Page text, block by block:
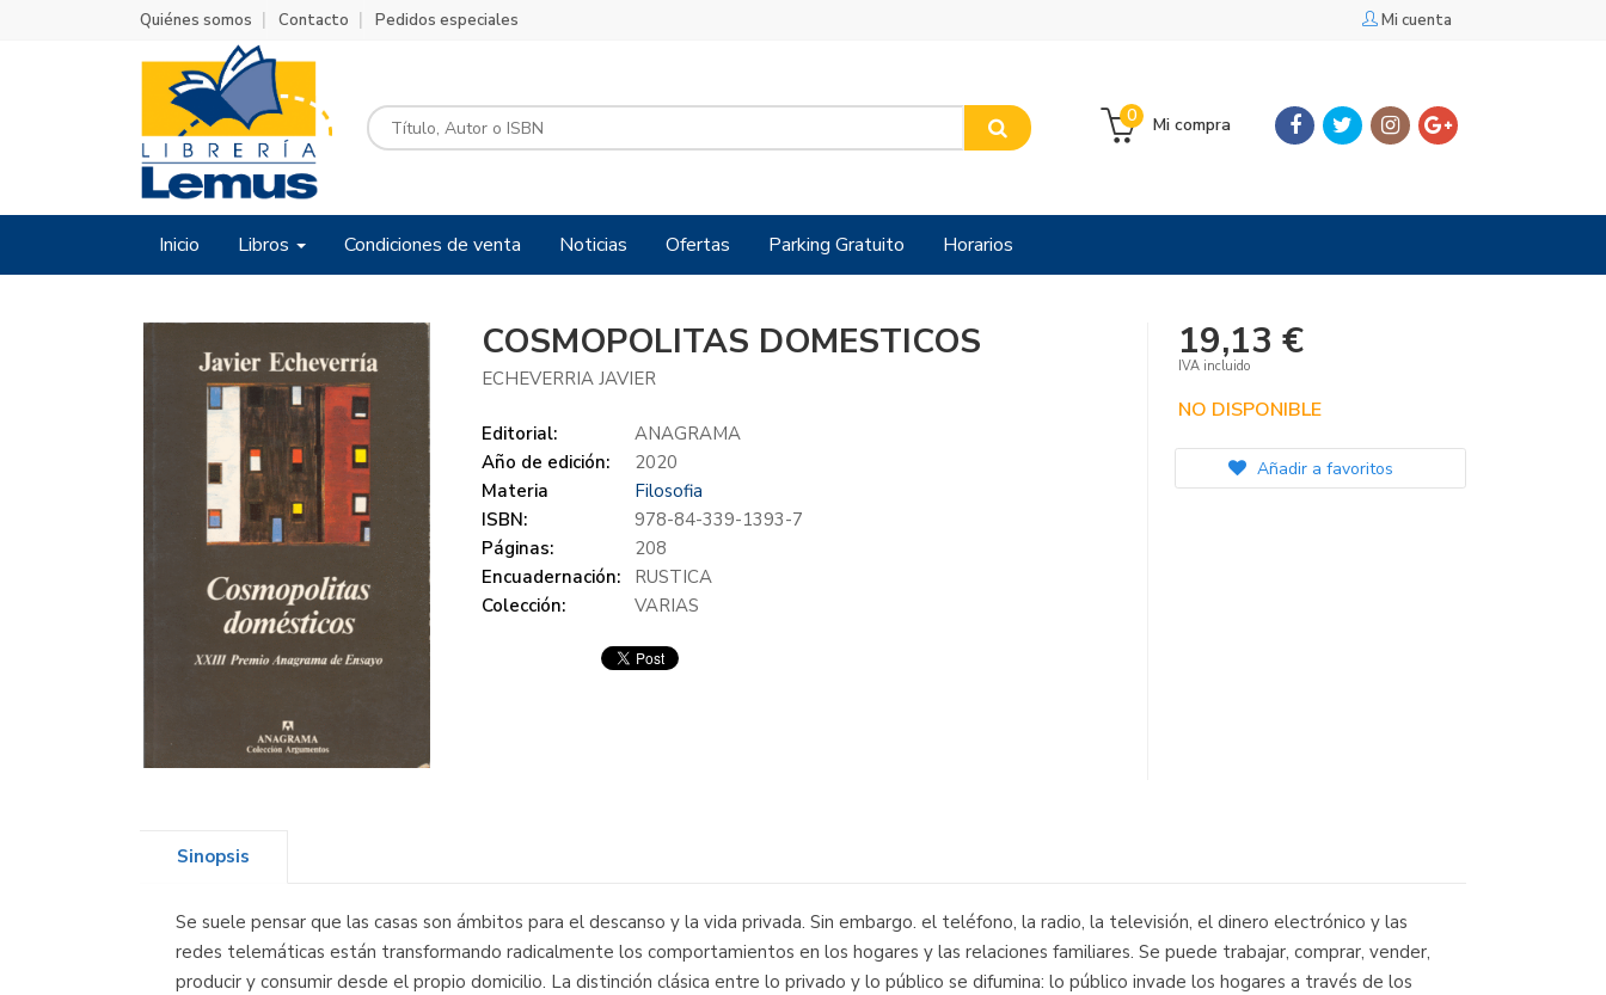
Mi cuenta
Quiénes somos Contacto Pedidos especiales
Mi compra
0
Inicio Libros Condiciones de venta Noticias Ofertas Parking Gratuito Horarios
COSMOPOLITAS DOMESTICOS
ECHEVERRIA JAVIER
Editorial:
ANAGRAMA
Año de edición:
2020
Materia
Filosofia
ISBN:
978-84-339-1393-7
Páginas:
208
Encuadernación:
RUSTICA
Colección:
VARIAS
19,13 €
IVA incluido
NO DISPONIBLE
Añadir a favoritos
Sinopsis
Se suele pensar que las casas son ámbitos para el descanso y la vida privada. Sin embargo. el teléfono, la radio, la televisión, el dinero electrónico y las
redes telemáticas están transformando radicalmente los comportamientos en los hogares y las relaciones familiares. Se puede trabajar, comprar, vender,
producir y consumir desde el propio domicilio. La distinción clásica entre lo privado y lo público se difumina: lo público invade los hogares a través de los